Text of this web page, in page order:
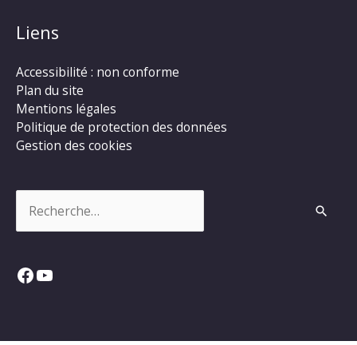
Liens
Accessibilité : non conforme
Plan du site
Mentions légales
Politique de protection des données
Gestion des cookies
Facebook
YouTube